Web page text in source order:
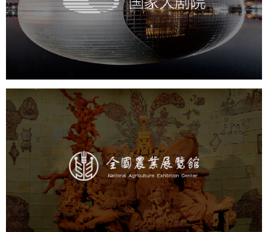
文化艺术 剧院 智慧展馆 展馆网站建设
农业展览馆
文化艺术 展馆网站建设
博物馆展厅设计
数字博物馆建设
展厅空间设计
企业展厅设计
公司展厅设计
北京展厅设计 产品展厅设计